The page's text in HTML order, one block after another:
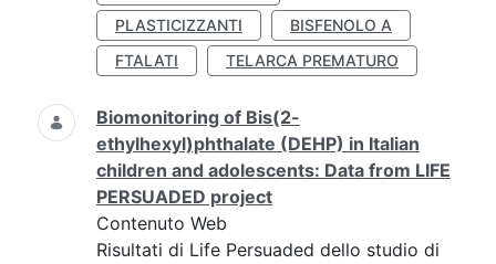
PLASTICIZZANTI
BISFENOLO A
FTALATI
TELARCA PREMATURO
Biomonitoring of Bis(2-
ethylhexyl)phthalate (DEHP) in Italian
children and adolescents: Data from LIFE
PERSUADED project
Contenuto Web
Risultati di Life Persuaded dello studio di